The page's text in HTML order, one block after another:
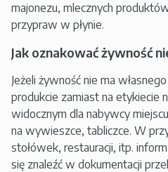
majonezu, mlecznych
przypraw w płynie.
Jak oznakować żywność
Jeżeli żywność nie ma
produkcie zamiast na etykiecie
widocznym dla nabywcy
na wywieszce, tabliczce. W
stołówek, restauracji, itp.
się znaleźć w dokumentacji